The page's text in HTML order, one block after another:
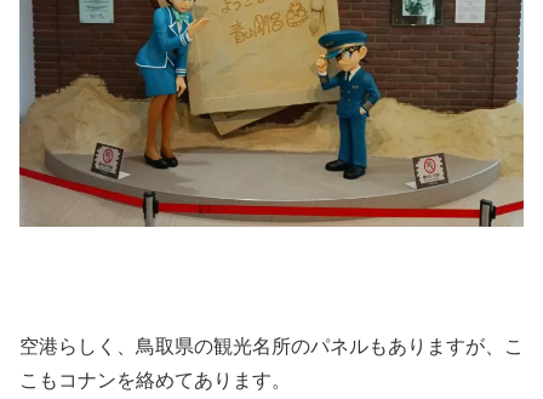
空港らしく、鳥取県の観光名所のパネルもありますが、こ
こもコナンを絡めてあります。